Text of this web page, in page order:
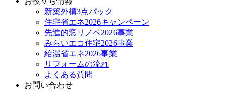
新築外構3点パック
住宅省エネ2026キャンペーン
先進的窓リノベ2026事業
みらいエコ住宅2026事業
給湯省エネ2026事業
リフォームの流れ
よくある質問
お問い合わせ